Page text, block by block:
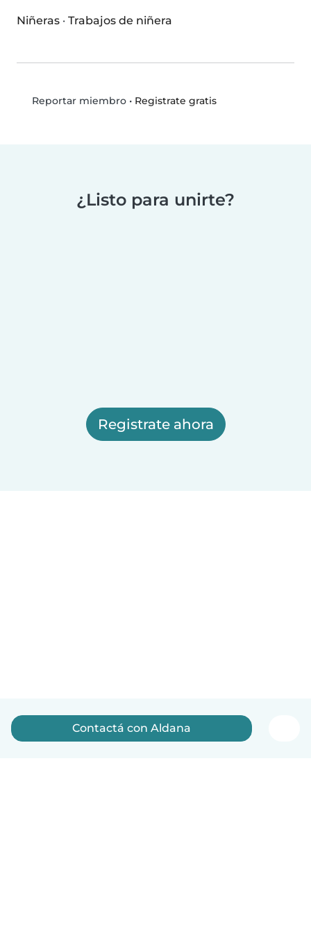
Niñeras · Trabajos de niñera
Reportar miembro• Registrate gratis
¿Listo para unirte?
Registrate ahora
Contactá con Aldana